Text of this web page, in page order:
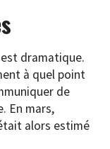
dramatique.
à quel point
de
En mars,
alors estimé